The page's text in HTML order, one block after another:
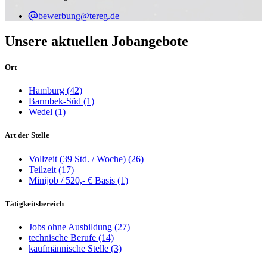
bewerbung@tereg.de
Unsere aktuellen Jobangebote
Ort
Hamburg (42)
Barmbek-Süd (1)
Wedel (1)
Art der Stelle
Vollzeit (39 Std. / Woche) (26)
Teilzeit (17)
Minijob / 520,- € Basis (1)
Tätigkeitsbereich
Jobs ohne Ausbildung (27)
technische Berufe (14)
kaufmännische Stelle (3)